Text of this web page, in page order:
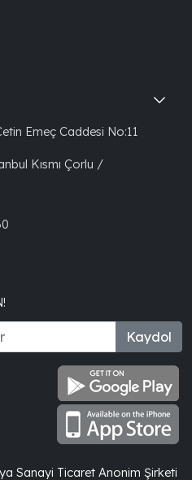
Emeç Caddesi No:11
Kısmı Çorlu /
Kaydol
Sanayi Ticaret Anonim Şirketi